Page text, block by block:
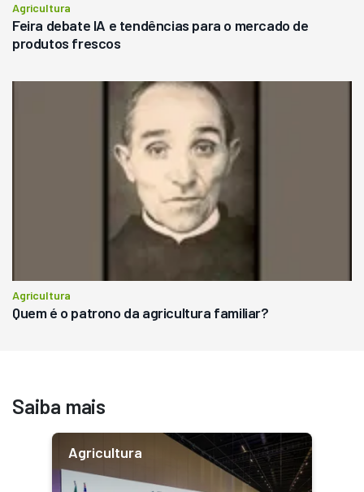
Agricultura
Feira debate IA e tendências para o mercado de
produtos frescos
Agricultura
Quem é o patrono da agricultura familiar?
Saiba mais
Agricultura